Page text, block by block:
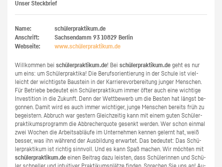
Unser Steckbrief
Name:
schülerpraktikum.de
Anschrift:
Sachsendamm 93 10829 Berlin
Webseite:
www.​schüler​prak​tiku​m.​de
Will­kom­men bei schü­ler­prak­ti­kum.de! Bei schü­ler­prak­ti­kum.de geht es nur
um eins: um Schü­ler­prak­ti­ka! Die Be­rufs­ori­en­tie­rung in der Schu­le ist viel­
leicht der wich­tigs­te Bau­stein in der Kar­rie­re­vor­be­rei­tung jun­ger Men­schen.
Für Be­trie­be be­deu­tet ein Schü­ler­prak­ti­kum immer öfter auch eine wich­ti­ge
In­ves­ti­ti­on in die Zu­kunft. Denn der Wett­be­werb um die Bes­ten hat längst be­
gon­nen. Damit wird es auch immer wich­ti­ger, junge Men­schen be­reits früh zu
be­geis­tern. Ab­bruch war ges­tern Gleich­zei­tig kann mit einem guten Schü­ler­
prak­ti­kums­pro­gramm die Ab­bre­cher­quo­te ge­senkt wer­den. Wer schon ein­mal
zwei Wo­chen die Ar­beits­ab­läu­fe im Un­ter­neh­men ken­nen ge­lernt hat, weiß
bes­ser, was ihn wäh­rend der Aus­bil­dung er­war­tet. Das be­deu­tet: Das Schü­
ler­prak­ti­kum ist rich­tig sinn­voll. Und es kann Spaß ma­chen. Wir möch­ten mit
schü­ler­prak­ti­kum.de einen Bei­trag dazu leis­ten, dass Schü­le­rin­nen und Schü­